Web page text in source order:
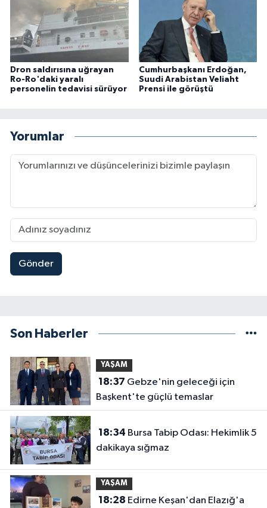
Dron saldırısına uğrayan
Ro-Ro'daki yaralı
personelin tedavisi sürüyor
Cumhurbaşkanı Erdoğan,
Suudi Arabistan Veliaht
Prensi ile görüştü
Yorumlar
Gönder
Son Haberler
YAŞAM
18:37
Başkent'te güçlü temaslar
18:34
dakikaya sığmaz
YAŞAM
18:28